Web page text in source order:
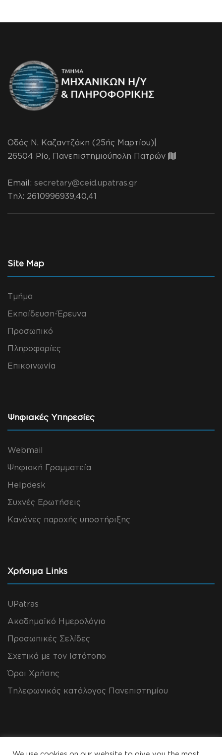
Οδός Ν. Καζαντζάκη (25ής Μαρτίου)|
26504 Ρίο, Πανεπιστημιούπολη Πατρών
Email: secretary@ceid.upatras.gr
Τηλ: 2610996939,40,41
Site Map
Τμήμα
Εκπαίδευση-Έρευνα
Προσωπικό
Πληροφορίες
Επικοινωνία
Ψηφιακές Υπηρεσίες
Webmail
Ψηφιακή Γραμματεία
Helpdesk
Συχνές Ερωτήσεις
Κανόνες παροχής υποστήριξης
Χρήσιμα Links
UPatras
Ακαδημαϊκό Ημερολόγιο
Προσωπικές Σελίδες
Σχετικά με τον Ιστότοπο
Όροι Χρήσης
Τηλεφωνικός κατάλογος Πανεπιστημίου